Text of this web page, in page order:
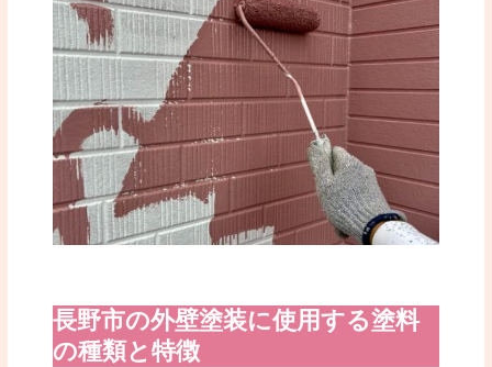
長野市の外壁塗装に使用する塗料
の種類と特徴